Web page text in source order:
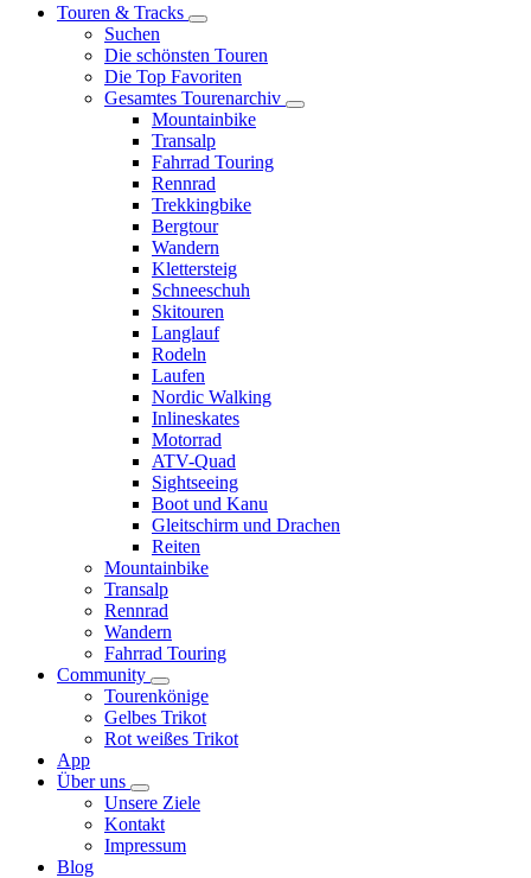
Touren & Tracks
Suchen
Die schönsten Touren
Die Top Favoriten
Gesamtes Tourenarchiv
Mountainbike
Transalp
Fahrrad Touring
Rennrad
Trekkingbike
Bergtour
Wandern
Klettersteig
Schneeschuh
Skitouren
Langlauf
Rodeln
Laufen
Nordic Walking
Inlineskates
Motorrad
ATV-Quad
Sightseeing
Boot und Kanu
Gleitschirm und Drachen
Reiten
Mountainbike
Transalp
Rennrad
Wandern
Fahrrad Touring
Community
Tourenkönige
Gelbes Trikot
Rot weißes Trikot
App
Über uns
Unsere Ziele
Kontakt
Impressum
Blog